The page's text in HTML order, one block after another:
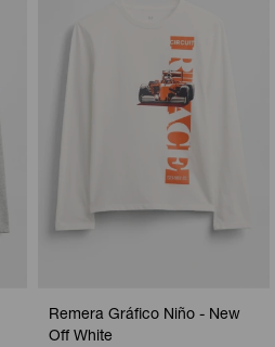
Remera Gráfico Niño - New
Off White